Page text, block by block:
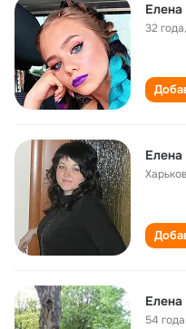
32 года,
Харьков
54 года